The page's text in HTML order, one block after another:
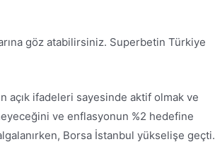
göz atabilirsiniz. Superbetin Türkiye
açık ifadeleri sayesinde aktif olmak ve
ve enflasyonun %2 hedefine
Borsa İstanbul yükselişe geçti.